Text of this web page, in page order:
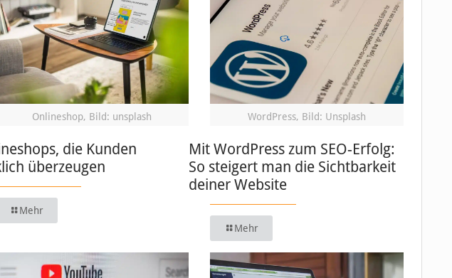
Onlineshop, Bild: unsplash
die Kunden
überzeugen
Mehr
WordPress, Bild: Unsplash
Mit WordPress zum SEO-Erfolg:
So steigert man die Sichtbarkeit
deiner Website
Mehr